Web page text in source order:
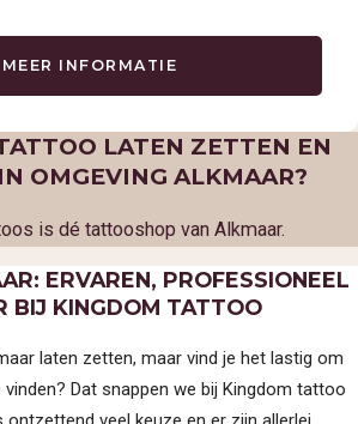
TATTOOS
TATTOOS
GESCHIEDENIS
PIERCINGS
MEER INFORMATIE
LATEN ZETTEN EN
OMGEVING ALKMAAR?
is dé tattooshop van Alkmaar.
ERVAREN, PROFESSIONEEL
BIJ KINGDOM TATTOO
laten zetten, maar vind je het lastig om
Dat snappen we bij Kingdom tattoo